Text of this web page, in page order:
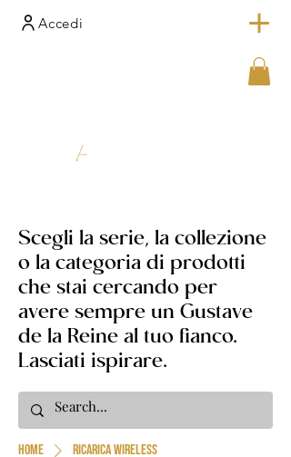
Accedi
Scegli la serie, la collezione
o la categoria di prodotti
che stai cercando per
avere sempre un Gustave
de la Reine al tuo fianco.
Lasciati ispirare.
Home Ricarica Wireless